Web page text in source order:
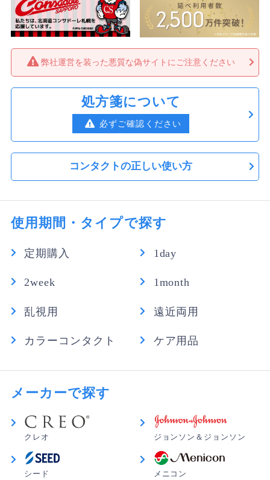
かよ さん ★★★★
目の違和感なし
付け心地一番いいし目が乾燥しないのでリピート確定で
す
ねこねこ さん
乾かなくていい！
メガネ屋さんのお試しコンタクトしたらすぐに取れたり
仕事から帰宅までの12時間つけっぱなし全然乾かないし
取れなくていいです！ずっとリピートさせて頂きます！
とてもよかった！！目も乾きにくく使いやすかったで
違和感なく使用できました
ぼやける
いつものコンタクトからこれに切り替えて使用。やたら
と視界がぼやけて急に視力下がった?と焦りました。こ
のレンズを付けてる時だけぼやける。ダメだこりゃー！
金の無駄に終わりました。
【送料無料】クレオワンデーUVモイスト90
枚パック 6箱
28,260円
30枚あたり
1,570円
【送料無料】クレオワンデーUVモイスト90
枚パック 8箱
37,680円（税込）
30枚あたり
1,570円
クレオワンデーUVモイスト30枚 1箱
1,820円（税込）
1箱あたり
1,820円
【送料無料】クレオワンデーUVモイスト30
1,620円
9,480円
【送料無料】クレオワンデーUVモイスト
（税込）
1,580円
弊社運営を装った悪質な偽サイトにご注意ください
処方箋について
必ずご確認ください
コンタクトの正しい使い方
使用期間・タイプで探す
定期購入 1day
2week 1month
乱視用 遠近両用
カラーコンタクト ケア用品
メーカーで探す
クレオ ジョンソン＆ジョンソン
シード メニコン